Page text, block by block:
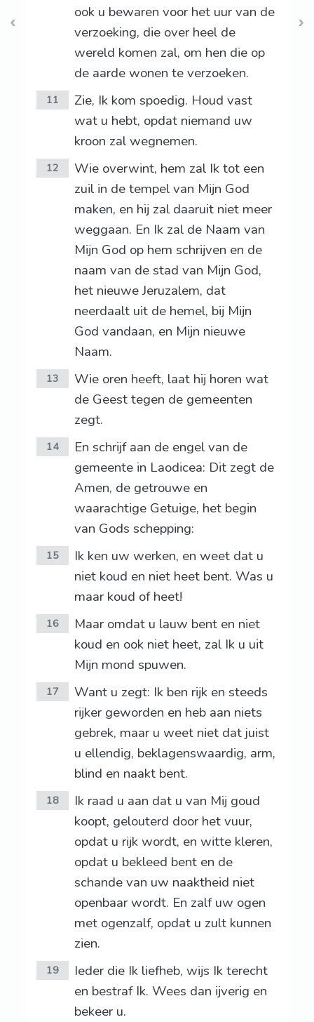
ook u bewaren voor het uur van de
verzoeking, die over heel de
wereld komen zal, om hen die op
de aarde wonen te verzoeken.
11
Zie, Ik kom spoedig. Houd vast
wat u hebt, opdat niemand uw
kroon zal wegnemen.
12
Wie overwint, hem zal Ik tot een
zuil in de tempel van Mijn God
maken, en hij zal daaruit niet meer
weggaan. En Ik zal de Naam van
Mijn God op hem schrijven en de
naam van de stad van Mijn God,
het nieuwe Jeruzalem, dat
neerdaalt uit de hemel, bij Mijn
God vandaan, en Mijn nieuwe
Naam.
13
Wie oren heeft, laat hij horen wat
de Geest tegen de gemeenten
zegt.
14
En schrijf aan de engel van de
gemeente in Laodicea: Dit zegt de
Amen, de getrouwe en
waarachtige Getuige, het begin
van Gods schepping:
15
Ik ken uw werken, en weet dat u
niet koud en niet heet bent. Was u
maar koud of heet!
16
Maar omdat u lauw bent en niet
koud en ook niet heet, zal Ik u uit
Mijn mond spuwen.
17
Want u zegt: Ik ben rijk en steeds
rijker geworden en heb aan niets
gebrek, maar u weet niet dat juist
u ellendig, beklagenswaardig, arm,
blind en naakt bent.
18
Ik raad u aan dat u van Mij goud
koopt, gelouterd door het vuur,
opdat u rijk wordt, en witte kleren,
opdat u bekleed bent en de
schande van uw naaktheid niet
openbaar wordt. En zalf uw ogen
met ogenzalf, opdat u zult kunnen
zien.
19
Ieder die Ik liefheb, wijs Ik terecht
en bestraf Ik. Wees dan ijverig en
bekeer u.